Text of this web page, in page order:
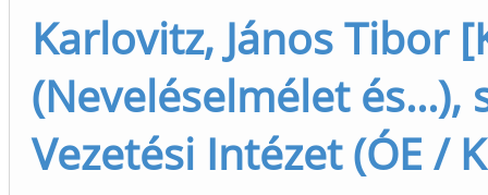
Karlovitz, János Tibor
(Neveléselmélet és...),
Vezetési Intézet (ÓE /